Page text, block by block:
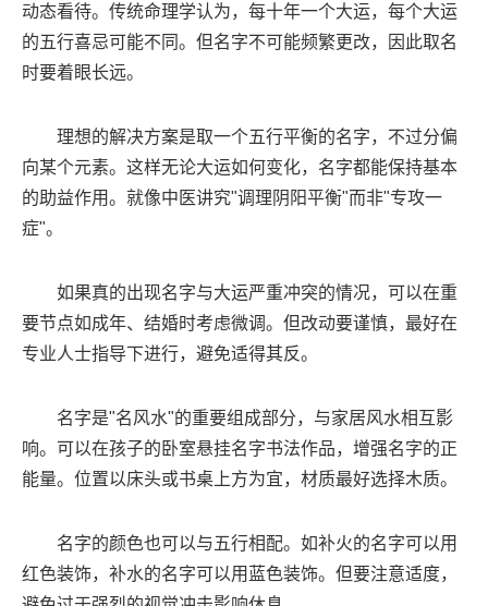
动态看待。传统命理学认为，每十年一个大运，每个大运
的五行喜忌可能不同。但名字不可能频繁更改，因此取名
时要着眼长远。
理想的解决方案是取一个五行平衡的名字，不过分偏
向某个元素。这样无论大运如何变化，名字都能保持基本
的助益作用。就像中医讲究"调理阴阳平衡"而非"专攻一
症"。
如果真的出现名字与大运严重冲突的情况，可以在重
要节点如成年、结婚时考虑微调。但改动要谨慎，最好在
专业人士指导下进行，避免适得其反。
名字是"名风水"的重要组成部分，与家居风水相互影
响。可以在孩子的卧室悬挂名字书法作品，增强名字的正
能量。位置以床头或书桌上方为宜，材质最好选择木质。
名字的颜色也可以与五行相配。如补火的名字可以用
红色装饰，补水的名字可以用蓝色装饰。但要注意适度，